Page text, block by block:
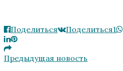
Поделиться
Поделиться1
Предыдущая новость